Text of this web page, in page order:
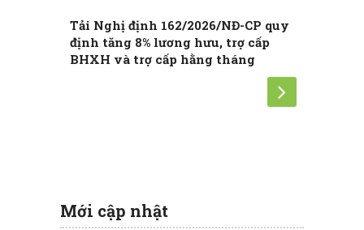
Tải Nghị định 162/2026/NĐ-CP quy
định tăng 8% lương hưu, trợ cấp
BHXH và trợ cấp hằng tháng
Mới cập nhật